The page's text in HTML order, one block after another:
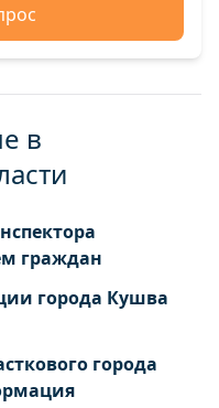
в
граждан
города Кушва
города